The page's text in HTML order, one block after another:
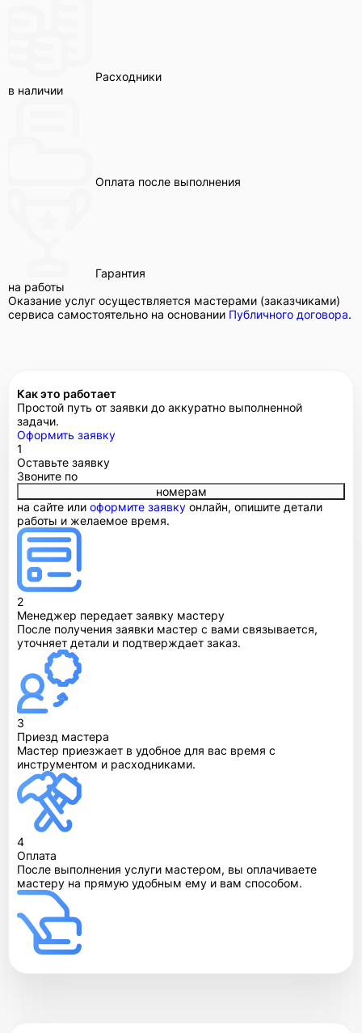
Расходники
в наличии
Оплата после выполнения
Гарантия
на работы
Оказание услуг осуществляется мастерами (заказчиками)
сервиса самостоятельно на основании Публичного договора.
Как это работает
Простой путь от заявки до аккуратно выполненной
задачи.
Оформить заявку
1
Оставьте заявку
Звоните по
номерам
на сайте или оформите заявку онлайн, опишите детали
работы и желаемое время.
2
Менеджер передает заявку мастеру
После получения заявки мастер с вами связывается,
уточняет детали и подтверждает заказ.
3
Приезд мастера
Мастер приезжает в удобное для вас время с
инструментом и расходниками.
4
Оплата
После выполнения услуги мастером, вы оплачиваете
мастеру на прямую удобным ему и вам способом.